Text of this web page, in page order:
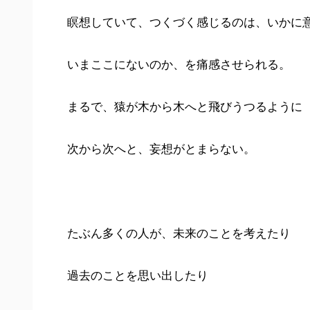
瞑想していて、つくづく感じるのは、いかに
いまここにないのか、を痛感させられる。
まるで、猿が木から木へと飛びうつるように
次から次へと、妄想がとまらない。
たぶん多くの人が、未来のことを考えたり
過去のことを思い出したり